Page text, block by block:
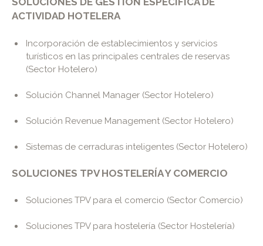
ACTIVIDAD HOTELERA
Incorporación de establecimientos y servicios
turísticos en las principales centrales de reservas
(Sector Hotelero)
Solución Channel Manager (Sector Hotelero)
Solución Revenue Management (Sector Hotelero)
Sistemas de cerraduras inteligentes (Sector Hotelero)
SOLUCIONES TPV HOSTELERÍA Y COMERCIO
Soluciones TPV para el comercio (Sector Comercio)
Soluciones TPV para hostelería (Sector Hostelería)